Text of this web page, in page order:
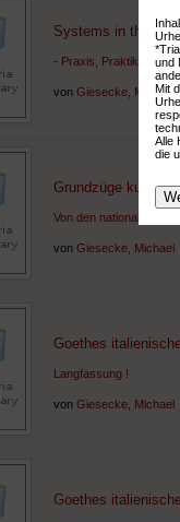
Systems in the
- Praxis, Praktiken,
von Giesecke, Michael
Grundzüge
Von den nationalen
von Giesecke, Michael
Goethes
Langfassung !
von Giesecke, Michael
Goethes
und
Mit
Alle
die